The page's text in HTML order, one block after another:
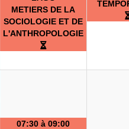
METIERS DE LA
SOCIOLOGIE ET DE
L'ANTHROPOLOGIE
07:30 à 09:00